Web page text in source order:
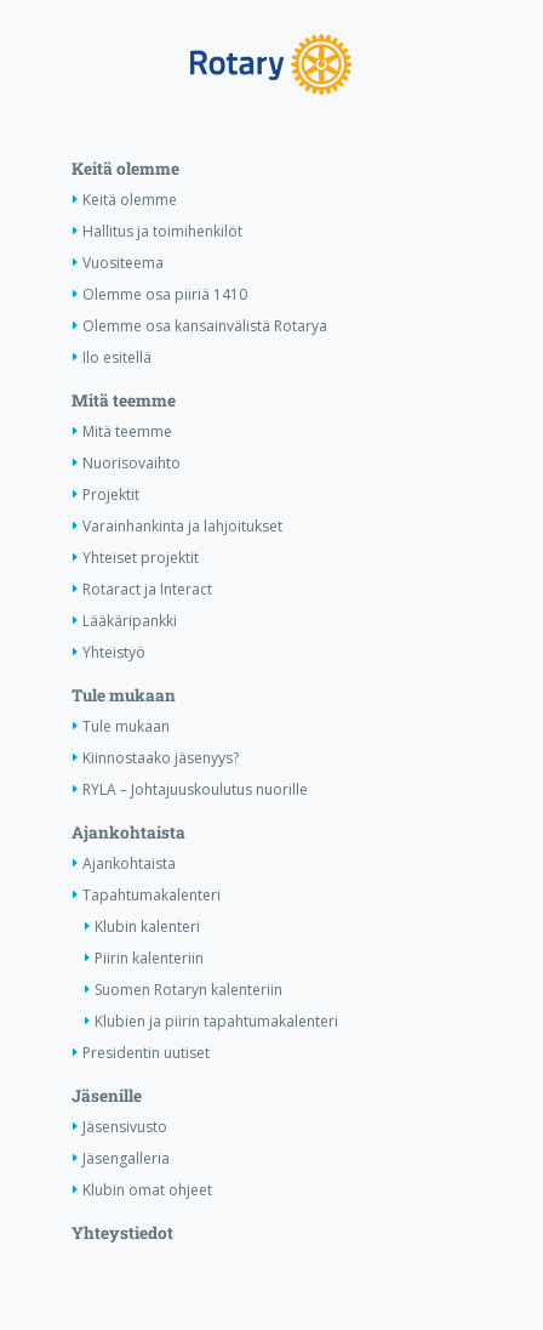
Keitä olemme
Keitä olemme
Hallitus ja toimihenkilöt
Vuositeema
Olemme osa piiriä 1410
Olemme osa kansainvälistä Rotarya
Ilo esitellä
Mitä teemme
Mitä teemme
Nuorisovaihto
Projektit
Varainhankinta ja lahjoitukset
Yhteiset projektit
Rotaract ja Interact
Lääkäripankki
Yhteistyö
Tule mukaan
Tule mukaan
Kiinnostaako jäsenyys?
RYLA – Johtajuuskoulutus nuorille
Ajankohtaista
Ajankohtaista
Tapahtumakalenteri
Klubin kalenteri
Piirin kalenteriin
Suomen Rotaryn kalenteriin
Klubien ja piirin tapahtumakalenteri
Presidentin uutiset
Jäsenille
Jäsensivusto
Jäsengalleria
Klubin omat ohjeet
Yhteystiedot